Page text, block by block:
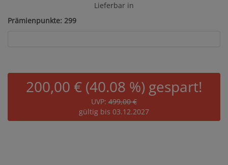
Lieferbar in
Prämienpunkte: 299
200,00 € (40.08 %) gespart!
UVP: 499,00 €
gültig bis 03.12.2027